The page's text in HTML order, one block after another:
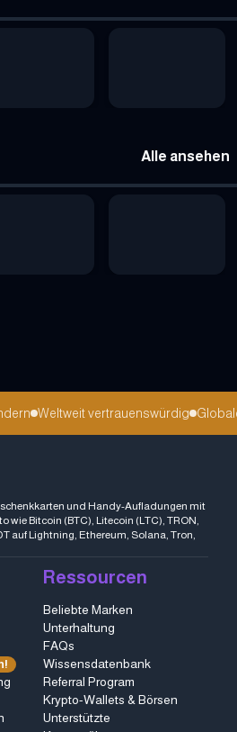
Alle ansehen
Weltweit vertrauenswürdig Globale
und Handy-Aufladungen mit
wie Bitcoin (BTC), Litecoin (LTC), TRON,
auf Lightning, Ethereum, Solana, Tron,
Ressourcen
Beliebte Marken
Unterhaltung
FAQs
Wissensdatenbank
Referral Program
Krypto-Wallets & Börsen
Unterstützte